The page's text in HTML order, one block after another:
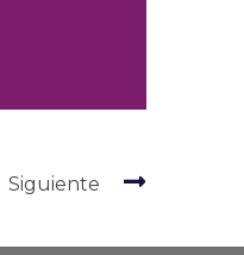
Siguiente